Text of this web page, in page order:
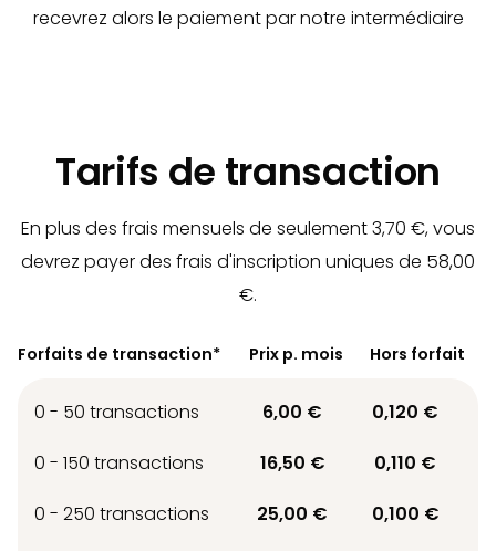
recevrez alors le paiement par notre intermédiaire
Tarifs de transaction
En plus des frais mensuels de seulement 3,70 €, vous
devrez payer des frais d'inscription uniques de 58,00
€.
Forfaits de transaction* Prix p. mois Hors forfait
0 - 50 transactions 6,00 €
0,120 €
0 - 150 transactions
16,50 €
0,110 €
0 - 250 transactions
25,00 €
0,100 €